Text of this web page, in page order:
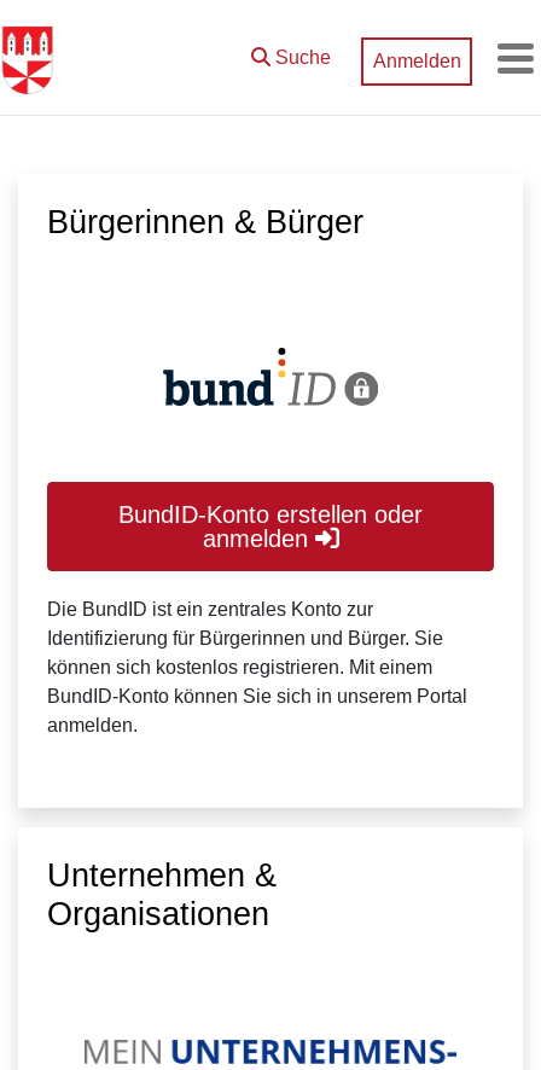
Zum Hauptinhalt springen
Suche
Anmelden
Bürgerinnen & Bürger
BundID-Konto erstellen oder
anmelden
Die BundID ist ein zentrales Konto zur
Identifizierung für Bürgerinnen und Bürger. Sie
können sich kostenlos registrieren. Mit einem
BundID-Konto können Sie sich in unserem Portal
anmelden.
Unternehmen &
Organisationen